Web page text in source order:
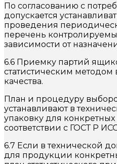
По согласованию с
допускается
проведения
перечень
зависимости от
6.6 Приемку партий
статистическим методом
качества.
План и процедуру
устанавливают в
упаковку для
соответствии с ГОСТ Р
6.7 Если в технической
для продукции